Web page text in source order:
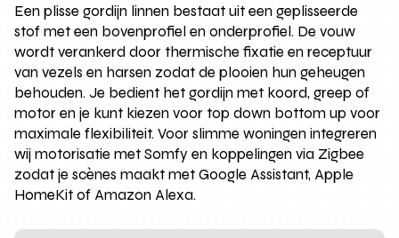
Een plisse gordijn linnen bestaat uit een geplisseerde
stof met een bovenprofiel en onderprofiel. De vouw
wordt verankerd door thermische fixatie en receptuur
van vezels en harsen zodat de plooien hun geheugen
behouden. Je bedient het gordijn met koord, greep of
motor en je kunt kiezen voor top down bottom up voor
maximale flexibiliteit. Voor slimme woningen integreren
wij motorisatie met Somfy en koppelingen via Zigbee
zodat je scènes maakt met Google Assistant, Apple
HomeKit of Amazon Alexa.